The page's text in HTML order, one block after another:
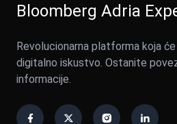
Bloomberg Adria
Revolucionarna platforma koja
digitalno iskustvo. Ostanite
informacije.